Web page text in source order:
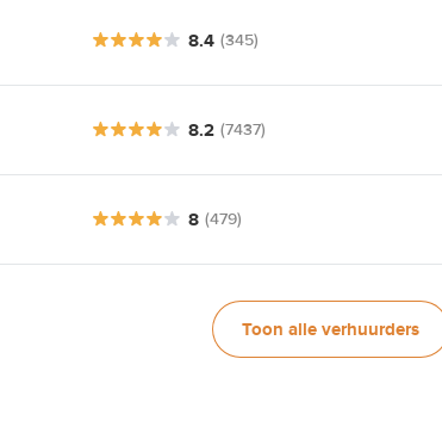
8.4 (345)
8.2 (7437)
8 (479)
Toon alle verhuurders